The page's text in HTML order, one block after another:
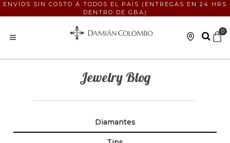
ENVÍOS SIN COSTO A TODOS EL PAÍS (ENTREGAS EN 24 HRS
DENTRO DE GBA)
0
Jewelry Blog
Diamantes